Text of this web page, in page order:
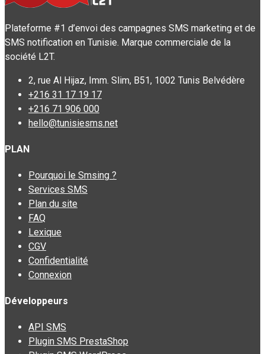
Plateforme #1 d’envoi des campagnes SMS marketing et de
SMS notification en Tunisie. Marque commerciale de la
société L2T.
2, rue Al Hijaz, Imm. Slim, B51, 1002 Tunis Belvédère
+216 31 17 19 17
+216 71 906 000
hello@tunisiesms.net
PLAN
Pourquoi le Smsing ?
Services SMS
Plan du site
FAQ
Lexique
CGV
Confidentialité
Connexion
Développeurs
API SMS
Plugin SMS PrestaShop